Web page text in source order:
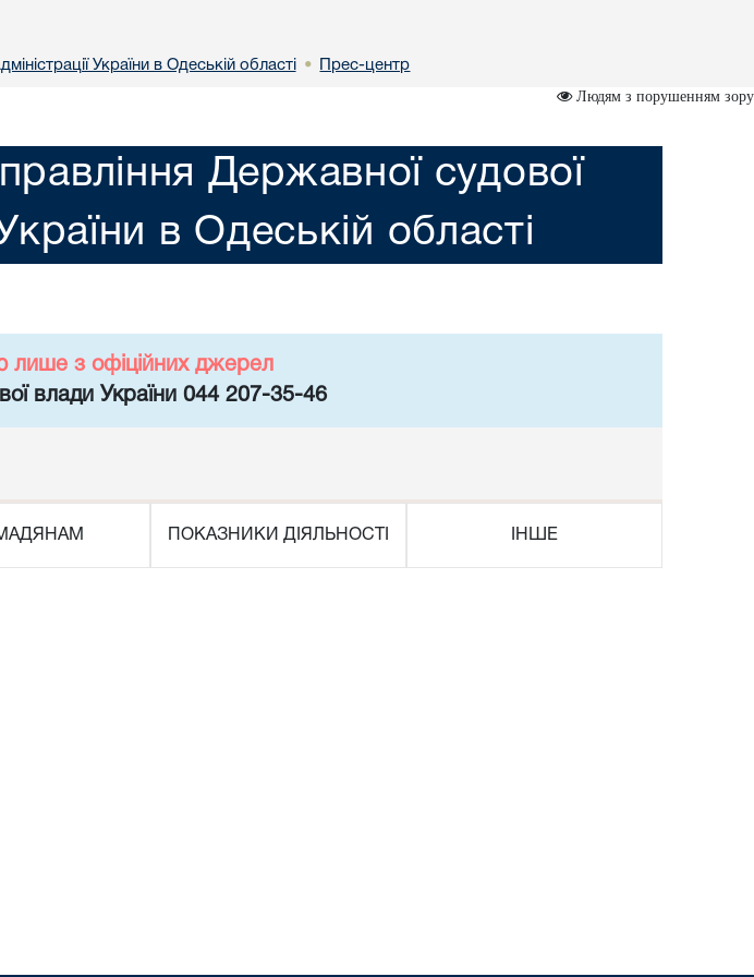
України в Одеській областi • Прес-центр
Людям з порушенням зору
Державної судової
України в Одеській областi
лише з офіційних джерел
влади України 044 207-35-46
ПОКАЗНИКИ ДІЯЛЬНОСТІ ІНШЕ